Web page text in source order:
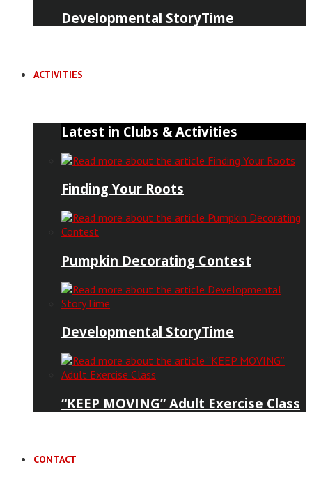
Developmental StoryTime
ACTIVITIES
Latest in Clubs & Activities
Finding Your Roots
Pumpkin Decorating Contest
Developmental StoryTime
“KEEP MOVING” Adult Exercise Class
CONTACT